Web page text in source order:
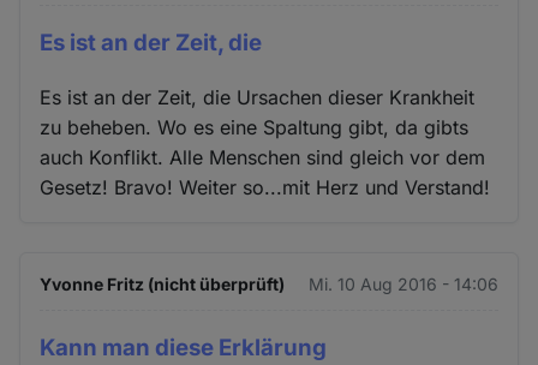
Es ist an der Zeit, die
Es ist an der Zeit, die Ursachen dieser Krankheit
zu beheben. Wo es eine Spaltung gibt, da gibts
auch Konflikt. Alle Menschen sind gleich vor dem
Gesetz! Bravo! Weiter so...mit Herz und Verstand!
Yvonne Fritz (nicht überprüft) Mi. 10 Aug 2016 - 14:06
Kann man diese Erklärung